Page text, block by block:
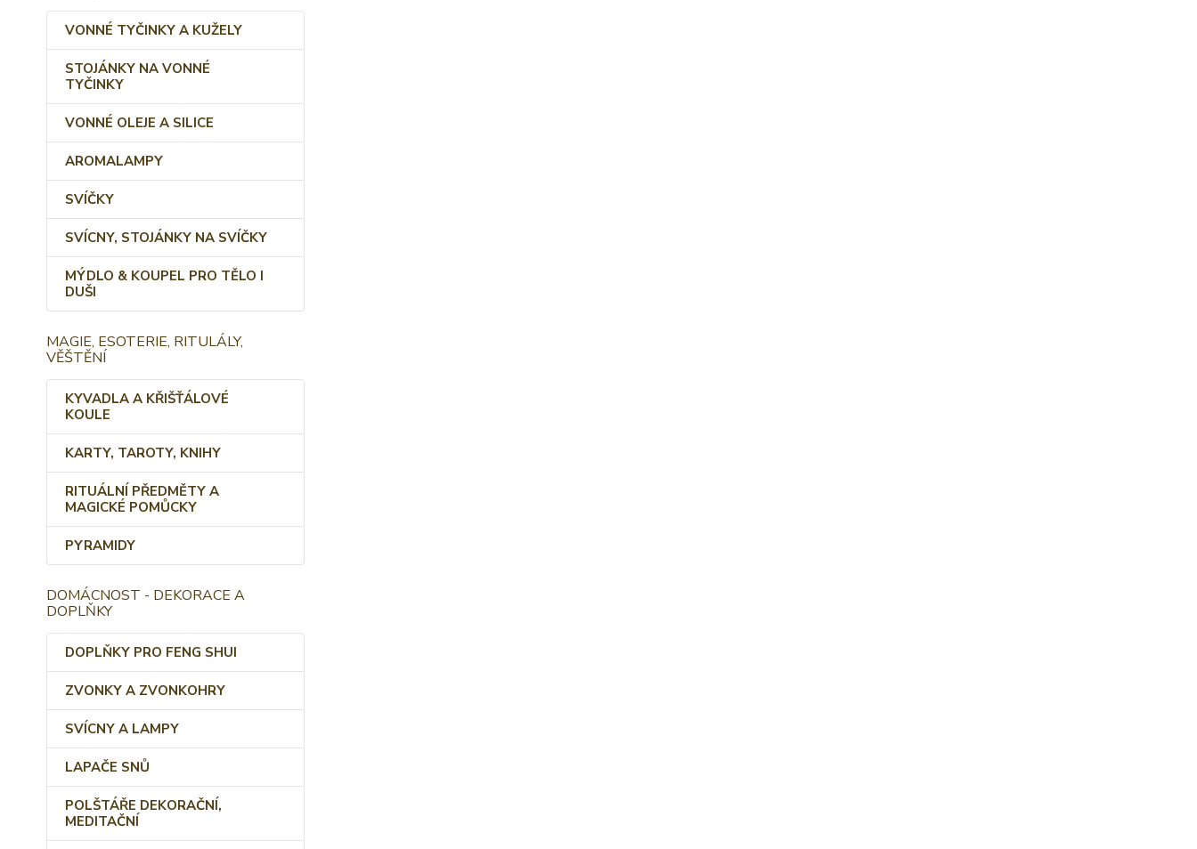
VONNÉ TYČINKY A KUŽELY
STOJÁNKY NA VONNÉ
TYČINKY
VONNÉ OLEJE A SILICE
AROMALAMPY
SVÍČKY
SVÍCNY, STOJÁNKY NA SVÍČKY
MÝDLO & KOUPEL PRO TĚLO I
DUŠI
MAGIE, ESOTERIE, RITULÁLY,
VĚŠTĚNÍ
KYVADLA A KŘIŠŤÁLOVÉ
KOULE
KARTY, TAROTY, KNIHY
RITUÁLNÍ PŘEDMĚTY A
MAGICKÉ POMŮCKY
PYRAMIDY
DOMÁCNOST - DEKORACE A
DOPLŇKY
DOPLŇKY PRO FENG SHUI
ZVONKY A ZVONKOHRY
SVÍCNY A LAMPY
LAPAČE SNŮ
POLŠTÁŘE DEKORAČNÍ,
MEDITAČNÍ